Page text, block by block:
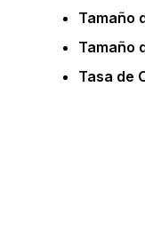
Tamaño
Tamaño
Tasa de